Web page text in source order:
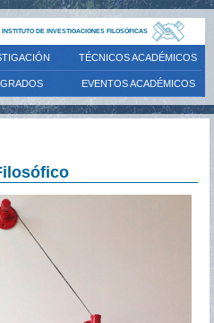
INSTITUTO DE INVESTIGACIONES FILOSÓFICAS
TÉCNICOS ACADÉMICOS
EVENTOS ACADÉMICOS